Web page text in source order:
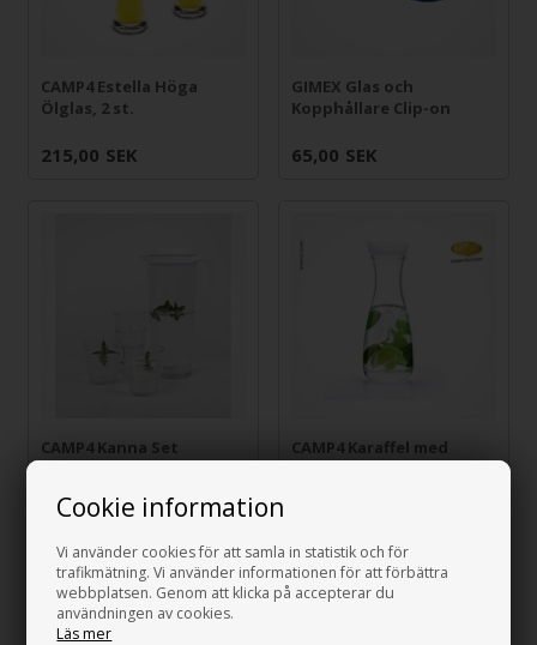
Cookie information
Vi använder cookies för att samla in statistik och för
trafikmätning. Vi använder informationen för att förbättra
webbplatsen. Genom att klicka på accepterar du
användningen av cookies.
Läs mer
CAMP4 Estella Höga
Ölglas, 2 st.
215,00 SEK
GIMEX Glas och
Kopphållare Clip-on
65,00 SEK
CAMP4 Kanna Set
279,00 SEK
CAMP4 Karaffel med